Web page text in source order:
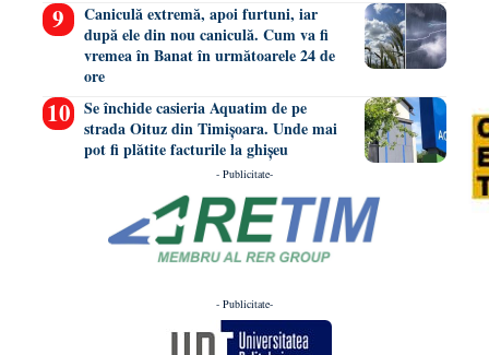
Caniculă extremă, apoi furtuni, iar
după ele din nou caniculă. Cum va fi
vremea în Banat în următoarele 24 de
ore
Se închide casieria Aquatim de pe
strada Oituz din Timișoara. Unde mai
pot fi plătite facturile la ghișeu
- Publicitate-
- Publicitate-